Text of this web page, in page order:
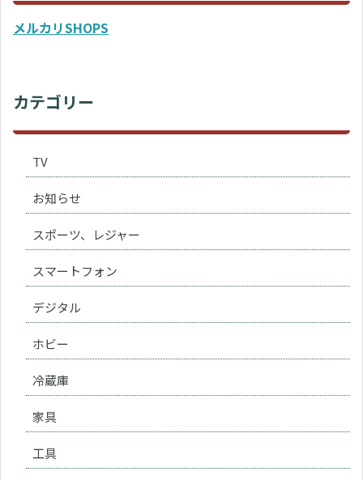
メルカリSHOPS
カテゴリー
TV
お知らせ
スポーツ、レジャー
スマートフォン
デジタル
ホビー
冷蔵庫
家具
工具